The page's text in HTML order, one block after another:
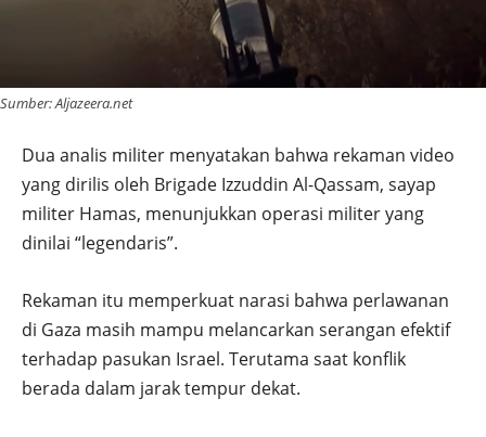
Sumber: Aljazeera.net
Dua analis militer menyatakan bahwa rekaman video
yang dirilis oleh Brigade Izzuddin Al-Qassam, sayap
militer Hamas, menunjukkan operasi militer yang
dinilai “legendaris”.
Rekaman itu memperkuat narasi bahwa perlawanan
di Gaza masih mampu melancarkan serangan efektif
terhadap pasukan Israel. Terutama saat konflik
berada dalam jarak tempur dekat.